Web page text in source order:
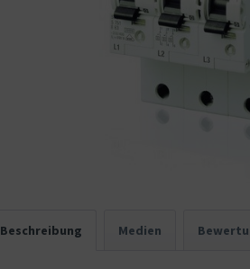
Beschreibung Medien